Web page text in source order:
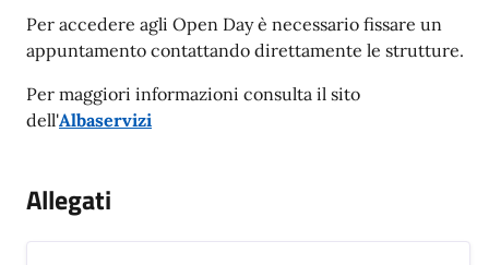
Per accedere agli Open Day è necessario fissare un
appuntamento contattando direttamente le strutture.
Per maggiori informazioni consulta il sito
dell'Albaservizi
Allegati